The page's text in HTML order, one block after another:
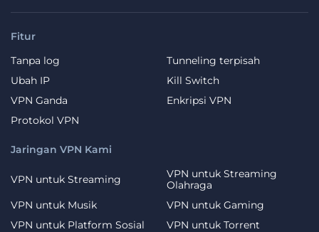
Fitur
Tanpa log
Tunneling terpisah
Ubah IP
Kill Switch
VPN Ganda
Enkripsi VPN
Protokol VPN
Jaringan VPN Kami
VPN untuk Streaming
VPN untuk Streaming
Olahraga
VPN untuk Musik
VPN untuk Gaming
VPN untuk Platform Sosial
VPN untuk Torrent